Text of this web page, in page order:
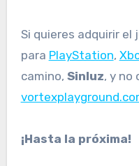
Si quieres adquirir el
para PlayStation,
camino, Sinluz, y no
¡Hasta la próxima!